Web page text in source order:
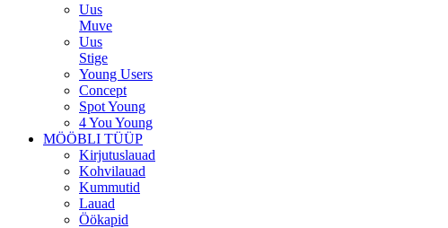
Uus
Muve
Uus
Stige
Young Users
Concept
Spot Young
4 You Young
MÖÖBLI TÜÜP
Kirjutuslauad
Kohvilauad
Kummutid
Lauad
Öökapid